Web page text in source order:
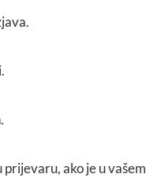
ako je u vašem